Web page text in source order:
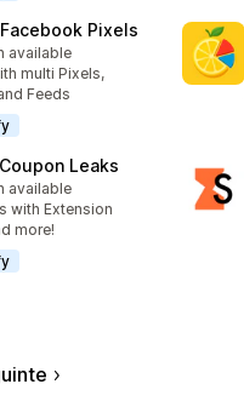
Pixels
available
multi Pixels,
Feeds
Leaks
available
with Extension
more!